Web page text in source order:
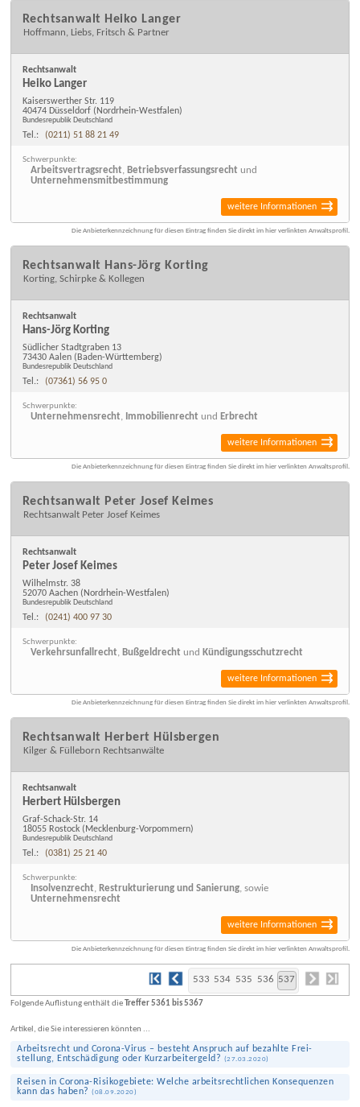
Rechtsanwalt Heiko Langer
Hoffmann, Liebs, Fritsch & Partner
Rechtsanwalt
Heiko Langer
Kaiserswerther Str. 119
40474 Düsseldorf (Nordrhein-Westfalen)
Bundesrepublik Deutschland
Tel.: (0211) 51 88 21 49
Schwerpunkte:
Arbeitsvertragsrecht, Betriebsverfassungsrecht und
Unternehmensmitbestimmung
weitere Informationen
Die Anbieterkennzeichnung für diesen Eintrag finden Sie direkt im hier verlinkten Anwaltsprofil.
Rechtsanwalt Hans-Jörg Korting
Korting, Schirpke & Kollegen
Rechtsanwalt
Hans-Jörg Korting
Südlicher Stadtgraben 13
73430 Aalen (Baden-Württemberg)
Bundesrepublik Deutschland
Tel.: (07361) 56 95 0
Schwerpunkte:
Unternehmensrecht, Immobilienrecht und Erbrecht
weitere Informationen
Die Anbieterkennzeichnung für diesen Eintrag finden Sie direkt im hier verlinkten Anwaltsprofil.
Rechtsanwalt Peter Josef Keimes
Rechtsanwalt Peter Josef Keimes
Rechtsanwalt
Peter Josef Keimes
Wilhelmstr. 38
52070 Aachen (Nordrhein-Westfalen)
Bundesrepublik Deutschland
Tel.: (0241) 400 97 30
Schwerpunkte:
Verkehrsunfallrecht, Bußgeldrecht und Kündigungsschutzrecht
weitere Informationen
Die Anbieterkennzeichnung für diesen Eintrag finden Sie direkt im hier verlinkten Anwaltsprofil.
Rechtsanwalt Herbert Hülsbergen
Kilger & Fülleborn Rechtsanwälte
Rechtsanwalt
Herbert Hülsbergen
Graf-Schack-Str. 14
18055 Rostock (Mecklenburg-Vorpommern)
Bundesrepublik Deutschland
Tel.: (0381) 25 21 40
Schwerpunkte:
Insolvenzrecht Restrukturierung und Sanierung , sowie
Unternehmensrecht
weitere Informationen
Die Anbieterkennzeichnung für diesen Eintrag finden Sie direkt im hier verlinkten Anwaltsprofil.
533 534 535 536 537
Folgende Auflistung enthält die Treffer 5361 bis 5367
Artikel, die Sie interessieren könnten ...
Arbeits­recht und Corona-Virus – besteht Anspruch auf bezahlte Frei­
stellung, Entschädigung oder Kurz­arbeiter­geld? (27.03.2020)
Reisen in Corona-Risiko­gebiete: Welche arbeits­rechtlichen Konsequenzen
kann das haben?( 08.09.2020)